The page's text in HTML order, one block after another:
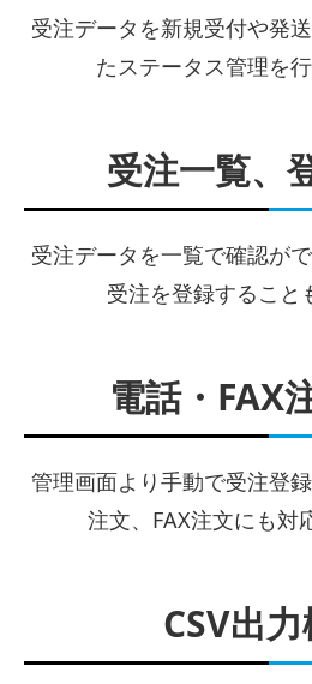
受注データを新規受付や発
たステータス管理を行
受注一覧、
受注データを一覧で確認が
受注を登録すること
電話・FAX
管理画面より手動で受注登
注文、FAX注文にも対
CSV出